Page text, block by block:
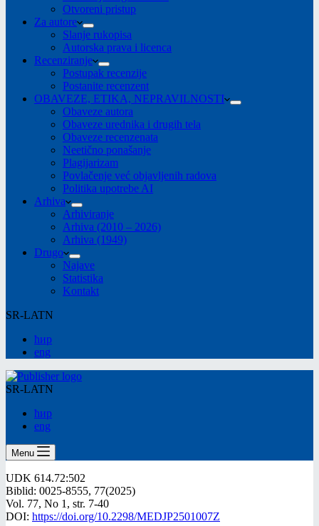
Otvoreni pristup
Za autore
Slanje rukopisa
Autorska prava i licenca
Recenziranje
Postupak recenzije
Postanite recenzent
OBAVEZE, ETIKA, NEPRAVILNOSTI
Obaveze autora
Obaveze urednika i drugih tela
Obaveze recenzenata
Neetično ponašanje
Plagijarizam
Povlačenje već objavljenih radova
Politika upotrebe AI
Arhiva
Arhiviranje
Arhiva (2010 – 2026)
Arhiva (1949)
Drugo
Najave
Statistika
Kontakt
SR-LATN
ћир
eng
SR-LATN
ћир
eng
Menu
UDK 614.72:502
Biblid: 0025-8555, 77(2025)
Vol. 77, No 1, str. 7-40
DOI: https://doi.org/10.2298/MEDJP2501007Z